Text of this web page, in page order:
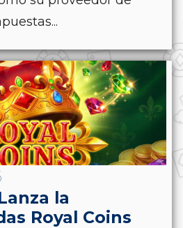
la
Royal Coins